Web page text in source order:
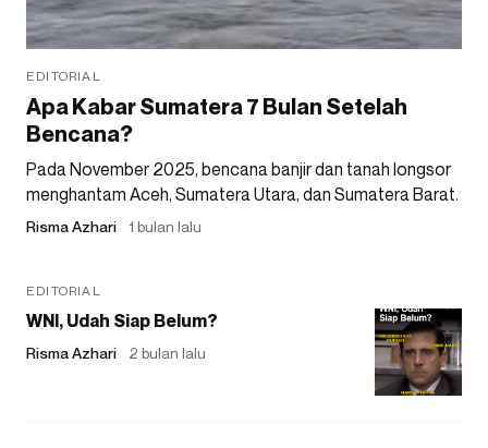
EDITORIAL
Apa Kabar Sumatera 7 Bulan Setelah
Bencana?
Pada November 2025, bencana banjir dan tanah longsor
menghantam Aceh, Sumatera Utara, dan Sumatera Barat.
Risma Azhari 1 bulan lalu
EDITORIAL
WNI, Udah Siap Belum?
Risma Azhari 2 bulan lalu